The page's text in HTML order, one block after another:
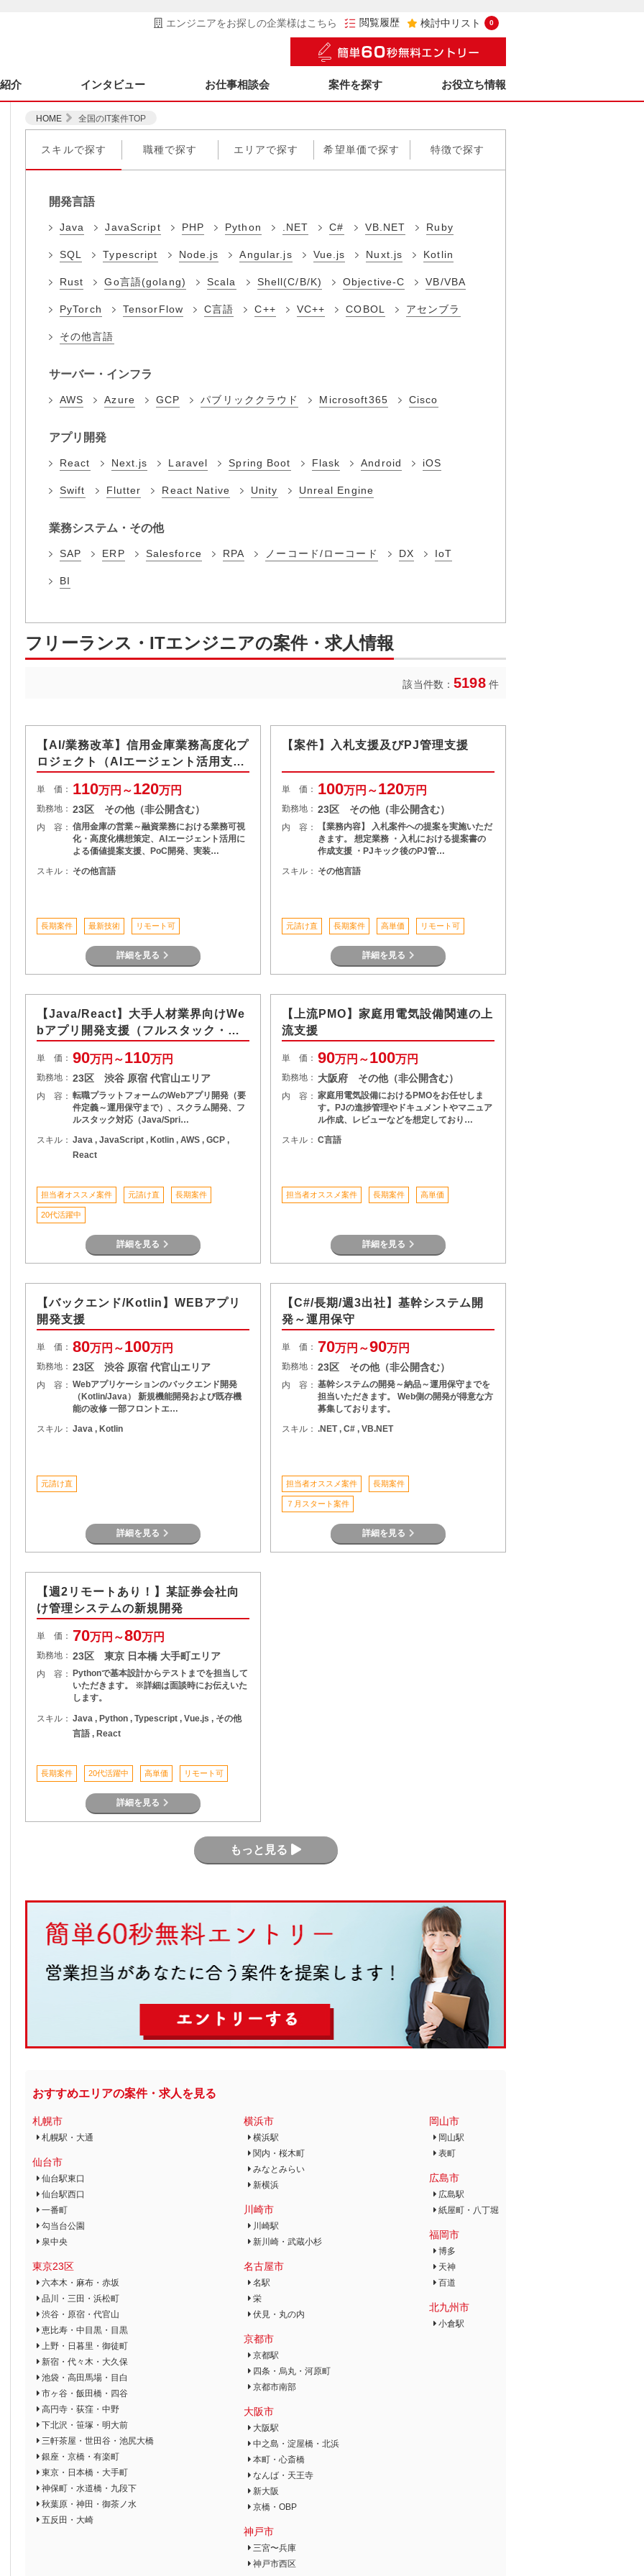
エンジニアをお探しの企業様はこちら 閲覧履歴 検討中リスト 0
介 インタビュー お仕事相談会 案件を探す お役立ち情報
HOME 全国のIT案件TOP
スキルで探す 職種で探す エリアで探す 希望単価で探す 特徴で探す
開発言語
Java JavaScript PHP Python .NET C# VB.NET Ruby
SQL Typescript Node.js Angular.js Vue.js Nuxt.js Kotlin
Rust Go言語(golang) Scala Shell(C/B/K) Objective-C VB/VBA
PyTorch TensorFlow C言語 C++ VC++ COBOL アセンブラ
その他言語
サーバー・インフラ
AWS Azure GCP パブリッククラウド Microsoft365 Cisco
アプリ開発
React Next.js Laravel Spring Boot Flask Android iOS
Swift Flutter React Native Unity Unreal Engine
業務システム・その他
SAP ERP Salesforce RPA ノーコード/ローコード DX IoT
BI
フリーランス・ITエンジニアの案件・求人情報
該当件数：5198件
【AI/業務改革】信用金庫業務高度化プ
ロジェクト（AIエージェント活用支
単 価： 110万円～120万円
勤務地： 23区 その他（非公開含む）
内 容： 信用金庫の営業～融資業務における業務可視
化・高度化構想策定、AIエージェント活用に
よる価値提案支援、PoC開発、実装…
スキル： その他言語
長期案件 最新技術 リモート可
詳細を見る
【案件】入札支援及びPJ管理支援
単 価： 100万円～120万円
勤務地： 23区 その他（非公開含む）
内 容：
【業務内容】 入札案件への提案を実施いただ
きます。 想定業務 ・入札における提案書の
作成支援 ・PJキック後のPJ管…
スキル： その他言語
元請け直 長期案件 高単価 リモート可
詳細を見る
【Java/React】大手人材業界向けWe
bアプリ開発支援（フルスタック・BE
単 価： 90万円～110万円
勤務地： 23区 渋谷 原宿 代官山エリア
内 容： 転職プラットフォームのWebアプリ開発（要
件定義～運用保守まで）、スクラム開発、フ
ルスタック対応（Java/Spri…
スキル： Java , JavaScript , Kotlin , AWS , GCP ,
React
担当者オススメ案件 元請け直 長期案件
20代活躍中
詳細を見る
【上流PMO】家庭用電気設備関連の上
流支援
単 価： 90万円～100万円
勤務地： 大阪府 その他（非公開含む）
内 容： 家庭用電気設備におけるPMOをお任せしま
す。PJの進捗管理やドキュメントやマニュア
ル作成、レビューなどを想定しており…
スキル： C言語
担当者オススメ案件 長期案件 高単価
詳細を見る
【バックエンド/Kotlin】WEBアプリ
開発支援
単 価： 80万円～100万円
勤務地： 23区 渋谷 原宿 代官山エリア
内 容： Webアプリケーションのバックエンド開発
（Kotlin/Java） 新規機能開発および既存機
能の改修 一部フロントエ…
スキル： Java , Kotlin
元請け直
詳細を見る
【C#/長期/週3出社】基幹システム開
発～運用保守
単 価： 70万円～90万円
勤務地： 23区 その他（非公開含む）
内 容： 基幹システムの開発～納品～運用保守までを
担当いただきます。 Web側の開発が得意な方
募集しております。
スキル： .NET , C# , VB.NET
担当者オススメ案件 長期案件
７月スタート案件
詳細を見る
【週2リモートあり！】某証券会社向
け管理システムの新規開発
単 価： 70万円～80万円
勤務地： 23区 東京 日本橋 大手町エリア
内 容：
Pythonで基本設計からテストまでを担当して
いただきます。 ※詳細は面談時にお伝えいた
します。
スキル： Java , Python , Typescript , Vue.js , その他
言語 , React
長期案件 20代活躍中 高単価 リモート可
詳細を見る
もっと見る
おすすめエリアの案件・求人を見る
札幌市
札幌駅・大通
仙台市
仙台駅東口
仙台駅西口
一番町
勾当台公園
泉中央
東京23区
六本木・麻布・赤坂
品川・三田・浜松町
渋谷・原宿・代官山
恵比寿・中目黒・目黒
上野・日暮里・御徒町
新宿・代々木・大久保
池袋・高田馬場・目白
市ヶ谷・飯田橋・四谷
高円寺・荻窪・中野
下北沢・笹塚・明大前
三軒茶屋・世田谷・池尻大橋
銀座・京橋・有楽町
東京・日本橋・大手町
神保町・水道橋・九段下
秋葉原・神田・御茶ノ水
五反田・大崎
横浜市
横浜駅
関内・桜木町
みなとみらい
新横浜
川崎市
川崎駅
新川崎・武蔵小杉
名古屋市
名駅
栄
伏見・丸の内
京都市
京都駅
四条・烏丸・河原町
京都市南部
大阪市
大阪駅
中之島・淀屋橋・北浜
本町・心斎橋
なんば・天王寺
新大阪
京橋・OBP
神戸市
三宮〜兵庫
神戸市西区
岡山市
岡山駅
表町
広島市
広島駅
紙屋町・八丁堀
福岡市
博多
天神
百道
北九州市
小倉駅